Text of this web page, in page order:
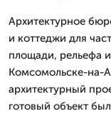
Архитектурное
и коттеджи для
площади, рельефа
Комсомольске-на-
архитектурный
готовый объект